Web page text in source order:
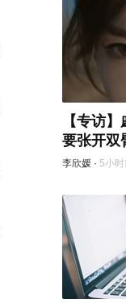
【专访
要张开双
李欣媛 · 5小时